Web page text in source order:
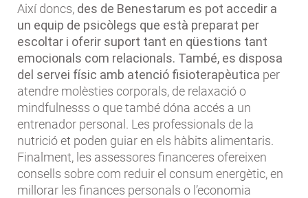
Així doncs, des de Benestarum es pot accedir a
un equip de psicòlegs que està preparat per
escoltar i oferir suport tant en qüestions tant
emocionals com relacionals. També, es disposa
del servei físic amb atenció fisioterapèutica per
atendre molèsties corporals, de relaxació o
mindfulnesss o que també dóna accés a un
entrenador personal. Les professionals de la
nutrició et poden guiar en els hàbits alimentaris.
Finalment, les assessores financeres ofereixen
consells sobre com reduir el consum energètic, en
millorar les finances personals o l’economia